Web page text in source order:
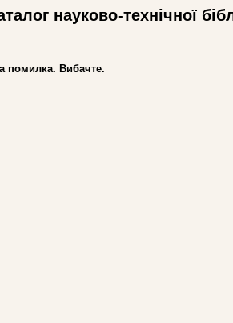
науково-технічної
помилка. Вибачте.